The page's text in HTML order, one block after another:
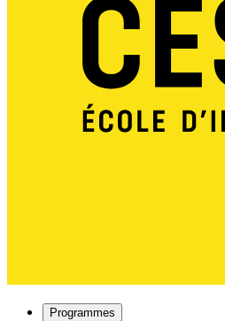
Programmes